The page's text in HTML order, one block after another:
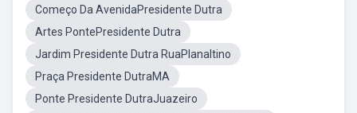
Começo Da AvenidaPresidente Dutra
Artes PontePresidente Dutra
Jardim Presidente Dutra RuaPlanaltino
Praça Presidente DutraMA
Ponte Presidente DutraJuazeiro